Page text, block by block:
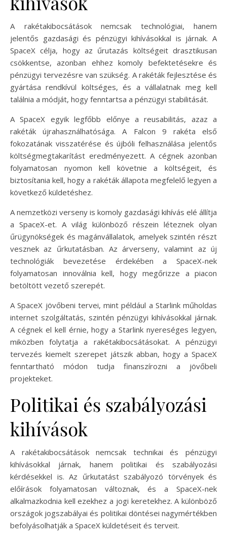
A rakétakibocsátások nemcsak technológiai, hanem
jelentős gazdasági és pénzügyi kihívásokkal is járnak. A
SpaceX célja, hogy az űrutazás költségeit drasztikusan
csökkentse, azonban ehhez komoly befektetésekre és
pénzügyi tervezésre van szükség. A rakéták fejlesztése és
gyártása rendkívül költséges, és a vállalatnak meg kell
találnia a módját, hogy fenntartsa a pénzügyi stabilitását.
A SpaceX egyik legfőbb előnye a reusabilitás, azaz a
rakéták újrahasználhatósága. A Falcon 9 rakéta első
fokozatának visszatérése és újbóli felhasználása jelentős
költségmegtakarítást eredményezett. A cégnek azonban
folyamatosan nyomon kell követnie a költségeit, és
biztosítania kell, hogy a rakéták állapota megfelelő legyen a
következő küldetéshez.
A nemzetközi verseny is komoly gazdasági kihívás elé állítja
a SpaceX-et. A világ különböző részein léteznek olyan
űrügynökségek és magánvállalatok, amelyek szintén részt
vesznek az űrkutatásban. Az árverseny, valamint az új
technológiák bevezetése érdekében a SpaceX-nek
folyamatosan innoválnia kell, hogy megőrizze a piacon
betöltött vezető szerepét.
A SpaceX jövőbeni tervei, mint például a Starlink műholdas
internet szolgáltatás, szintén pénzügyi kihívásokkal járnak.
A cégnek el kell érnie, hogy a Starlink nyereséges legyen,
miközben folytatja a rakétakibocsátásokat. A pénzügyi
tervezés kiemelt szerepet játszik abban, hogy a SpaceX
fenntartható módon tudja finanszírozni a jövőbeli
projekteket.
Politikai és szabályozási
kihívások
A rakétakibocsátások nemcsak technikai és pénzügyi
kihívásokkal járnak, hanem politikai és szabályozási
kérdésekkel is. Az űrkutatást szabályozó törvények és
előírások folyamatosan változnak, és a SpaceX-nek
alkalmazkodnia kell ezekhez a jogi keretekhez. A különböző
országok jogszabályai és politikai döntései nagymértékben
befolyásolhatják a SpaceX küldetéseit és terveit.